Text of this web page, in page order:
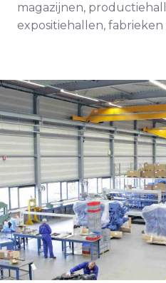
magazijnen,
expositiehallen,